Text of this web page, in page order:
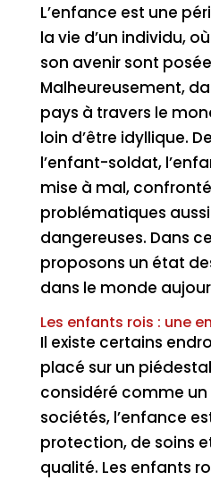
L’enfance est une
la vie d’un individu,
son avenir sont
Malheureusement,
pays à travers le
loin d’être idyllique.
l’enfant-soldat,
mise à mal,
problématiques
dangereuses. Dans
proposons un état
dans le monde
Les enfants rois : une
Il existe certains
placé sur un
considéré comme un
sociétés, l’enfance
protection, de soins
qualité. Les enfants